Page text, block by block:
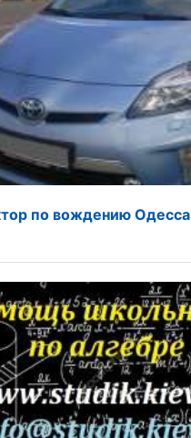
по вождению Одесса